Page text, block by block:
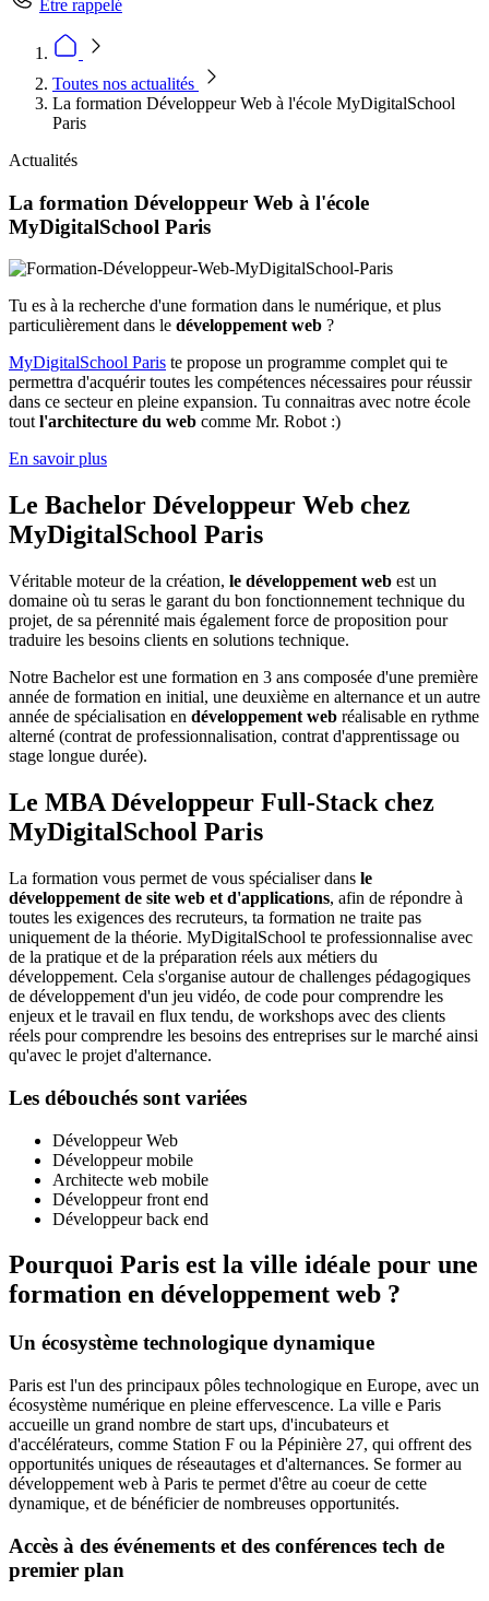
Être rappelé
Toutes nos actualités
La formation Développeur Web à l'école MyDigitalSchool
Paris
Actualités
La formation Développeur Web à l'école
MyDigitalSchool Paris
Tu es à la recherche d'une formation dans le numérique, et plus
particulièrement dans le développement web ?
MyDigitalSchool Paris te propose un programme complet qui te
permettra d'acquérir toutes les compétences nécessaires pour réussir
dans ce secteur en pleine expansion. Tu connaitras avec notre école
toutl'architecture du web comme Mr. Robot :)
En savoir plus
Le Bachelor Développeur Web chez
MyDigitalSchool Paris
Véritable moteur de la création, le développement web est un
domaine où tu seras le garant du bon fonctionnement technique du
projet, de sa pérennité mais également force de proposition pour
traduire les besoins clients en solutions technique.
Notre Bachelor est une formation en 3 ans composée d'une première
année de formation en initial, une deuxième en alternance et un autre
année de spécialisation en développement web réalisable en rythme
alterné (contrat de professionnalisation, contrat d'apprentissage ou
stage longue durée).
Le MBA Développeur Full-Stack chez
MyDigitalSchool Paris
La formation vous permet de vous spécialiser dans le
développement de site web et d'applications, afin de répondre à
toutes les exigences des recruteurs, ta formation ne traite pas
uniquement de la théorie. MyDigitalSchool te professionnalise avec
de la pratique et de la préparation réels aux métiers du
développement. Cela s'organise autour de challenges pédagogiques
de développement d'un jeu vidéo, de code pour comprendre les
enjeux et le travail en flux tendu, de workshops avec des clients
réels pour comprendre les besoins des entreprises sur le marché ainsi
qu'avec le projet d'alternance.
Les débouchés sont variées
Développeur Web
Développeur mobile
Architecte web mobile
Développeur front end
Développeur back end
Pourquoi Paris est la ville idéale pour une
formation en développement web ?
Un écosystème technologique dynamique
Paris est l'un des principaux pôles technologique en Europe, avec un
écosystème numérique en pleine effervescence. La ville e Paris
accueille un grand nombre de start ups, d'incubateurs et
d'accélérateurs, comme Station F ou la Pépinière 27, qui offrent des
opportunités uniques de réseautages et d'alternances. Se former au
développement web à Paris te permet d'être au coeur de cette
dynamique, et de bénéficier de nombreuses opportunités.
Accès à des événements et des conférences tech de
premier plan